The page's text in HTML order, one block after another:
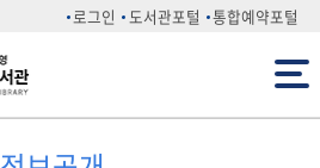
로그인 도서관포털 통합예약포털
전체메뉴